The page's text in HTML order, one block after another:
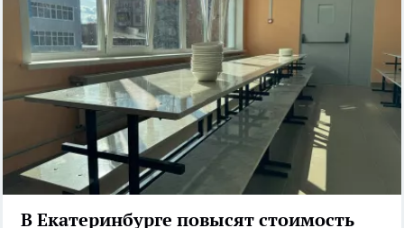
В Екатеринбурге повысят стоимость